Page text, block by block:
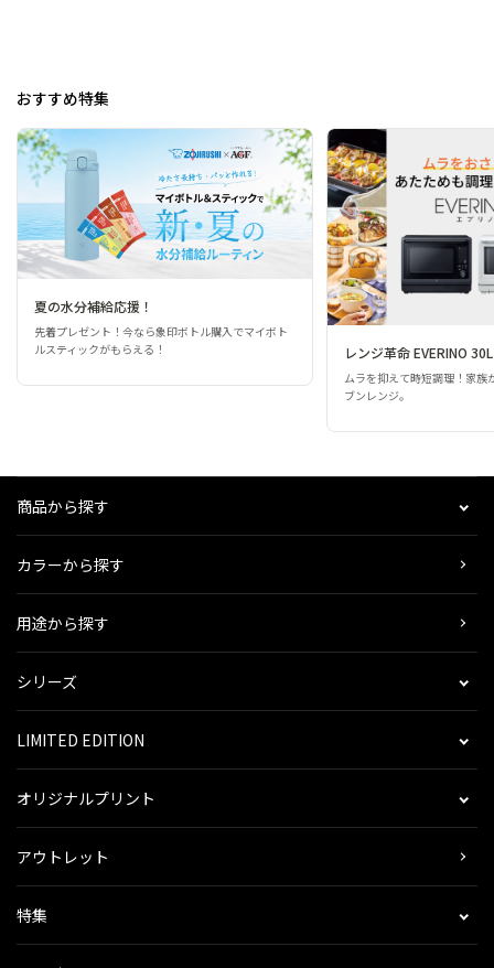
おすすめ特集
夏の水分補給応援！
先着プレゼント！今なら象印ボトル購入でマイボト
ルスティックがもらえる！
レンジ革命 EVERINO 30L
ムラを抑えて時短調理！家族
ブンレンジ。
商品から探す
カラーから探す
用途から探す
シリーズ
LIMITED EDITION
オリジナルプリント
アウトレット
特集